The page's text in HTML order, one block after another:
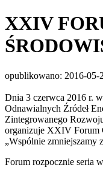
XXIV
opublikowano: 2016-05-
Dnia 3 czerwca 2016 r.
Odnawialnych Źródeł
Zintegrowanego
organizuje XXIV Forum
„Wspólnie zmniejszamy
Forum rozpocznie seria